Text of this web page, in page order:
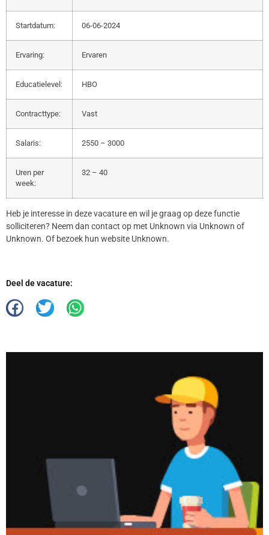
Startdatum: 06-06-2024
Ervaring: Ervaren
Educatielevel: HBO
Contracttype: Vast
Salaris: 2550 – 3000
Uren per
week:
32 – 40
Heb je interesse in deze vacature en wil je graag op deze functie
solliciteren? Neem dan contact op met Unknown via Unknown of
Unknown. Of bezoek hun website Unknown.
Deel de vacature: